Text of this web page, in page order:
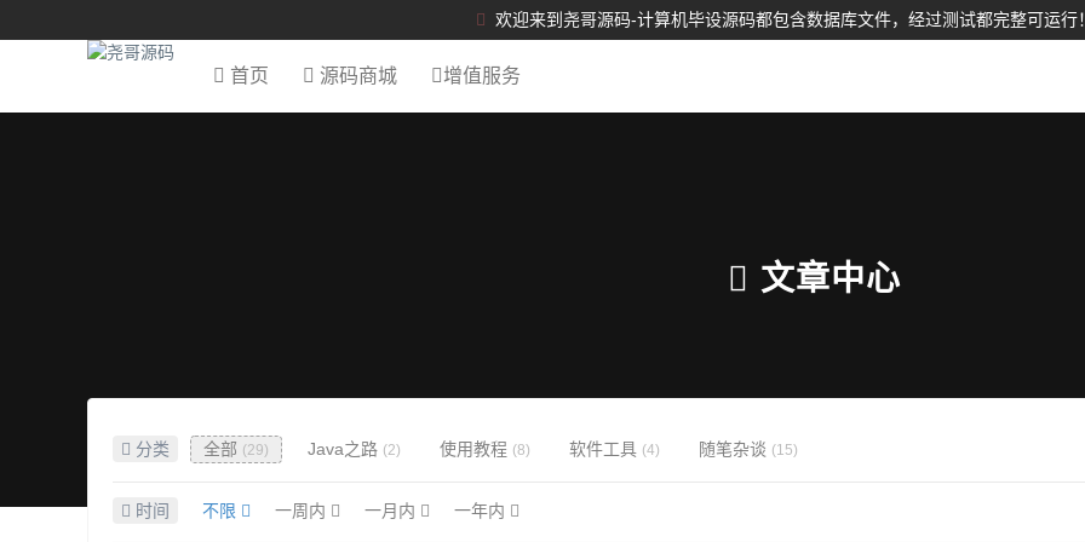
欢迎来到尧哥源码-计算机毕设源码都包含数据库文件，经过测试都完整可运行
首页 源码商城 增值服务
文章中心
分类 全部 (29) Java之路 (2) 使用教程 (8) 软件工具 (4) 随笔杂谈 (15)
时间 不限 一周内 一月内 一年内